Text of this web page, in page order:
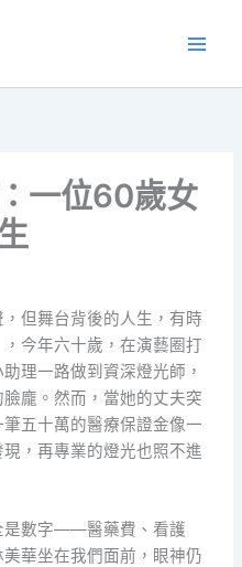
一位60歲女
但舞台背後的人生，有時
今年六十歲，在演藝圈打
理一路做到資深燈光師，
龐。然而，當她的丈夫突
五十萬的醫療保證金像一
，再專業的燈光也照不進
是數字——醫藥費、看護
華坐在我們面前，眼神仍